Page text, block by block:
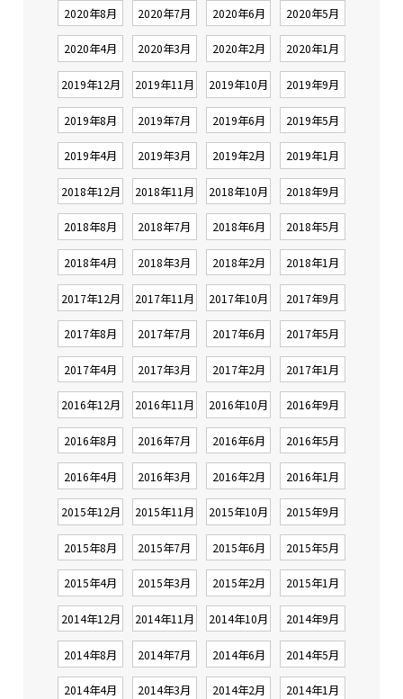
2020年8月 2020年7月 2020年6月 2020年5月
2020年4月 2020年3月 2020年2月 2020年1月
2019年12月 2019年11月 2019年10月 2019年9月
2019年8月 2019年7月 2019年6月 2019年5月
2019年4月 2019年3月 2019年2月 2019年1月
2018年12月 2018年11月 2018年10月 2018年9月
2018年8月 2018年7月 2018年6月 2018年5月
2018年4月 2018年3月 2018年2月 2018年1月
2017年12月 2017年11月 2017年10月 2017年9月
2017年8月 2017年7月 2017年6月 2017年5月
2017年4月 2017年3月 2017年2月 2017年1月
2016年12月 2016年11月 2016年10月 2016年9月
2016年8月 2016年7月 2016年6月 2016年5月
2016年4月 2016年3月 2016年2月 2016年1月
2015年12月 2015年11月 2015年10月 2015年9月
2015年8月 2015年7月 2015年6月 2015年5月
2015年4月 2015年3月 2015年2月 2015年1月
2014年12月 2014年11月 2014年10月 2014年9月
2014年8月 2014年7月 2014年6月 2014年5月
2014年4月 2014年3月 2014年2月 2014年1月